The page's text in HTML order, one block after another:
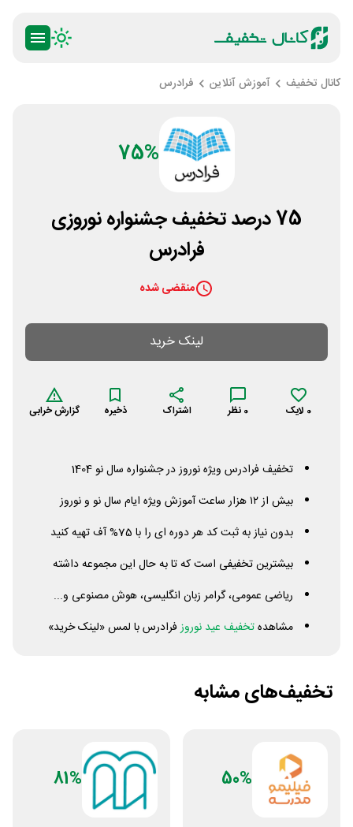
کانال تخفیف آموزش آنلاین فرادرس
75%
75 درصد تخفیف جشنواره نوروزی
فرادرس
منقضی شده
لینک خرید
0 لایک 0 نظر اشتراک ذخیره گزارش خرابی
تخفیف فرادرس ویژه نوروز در جشنواره سال نو 1404
بیش از ۱۲‌ هزار ساعت آموزش ویژه ایام سال نو و نوروز
بدون نیاز به ثبت کد هر دوره ای را با 75% آف تهیه کنید
بیشترین تخفیفی است که تا به حال این مجموعه داشته
ریاضی عمومی، گرامر زبان انگلیسی، هوش مصنوعی و...
مشاهدهتخفیف عید نوروزفرادرس با لمس «لینک خرید»
تخفیف‌های مشابه
50%
81%